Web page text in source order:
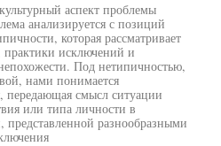
аспект проблемы
анализируется с позиций
которая рассматривает
исключений и
Под нетипичностью,
нами понимается
передающая смысл ситуации
или типа личности в
представленной разнообразными